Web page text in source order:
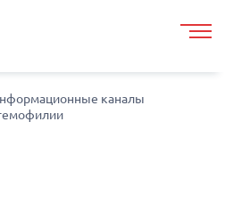
каналы